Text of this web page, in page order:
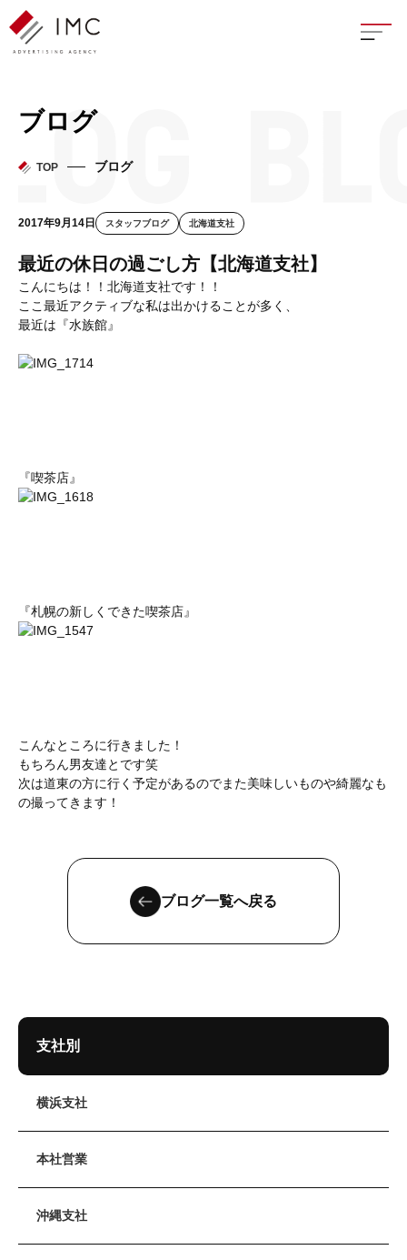
座談
ブログ
TOP ブログ
2017年9月14日 スタッフブログ 北海道支社
最近の休日の過ごし方【北海道支社】
こんにちは！！北海道支社です！！
ここ最近アクティブな私は出かけることが多く、
最近は『水族館』
『喫茶店』
『札幌の新しくできた喫茶店』
こんなところに行きました！
もちろん男友達とです笑
次は道東の方に行く予定があるのでまた美味しいものや綺麗なも
の撮ってきます！
ブログ一覧へ戻る
支社別
横浜支社
本社営業
沖縄支社